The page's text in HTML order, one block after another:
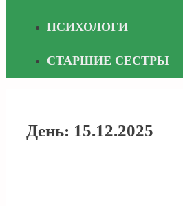
ПСИХОЛОГИ
СТАРШИЕ СЕСТРЫ
День: 15.12.2025